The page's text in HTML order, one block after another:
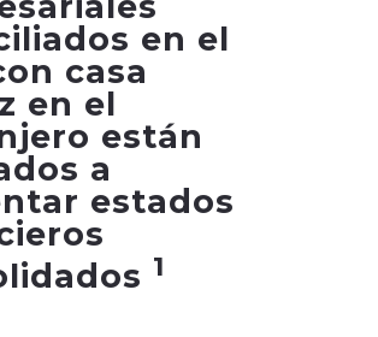
en el
casa
en el
están
a
estados
1